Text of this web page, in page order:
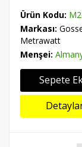
Ürün Kodu:
Markası:
Metrawatt
Menşei:
Sepete